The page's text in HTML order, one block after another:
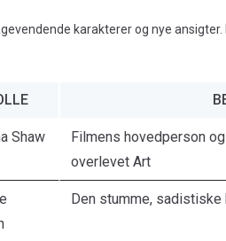
karakterer og nye
Shaw
Filmens hovedperson
overlevet Art
Den stumme,